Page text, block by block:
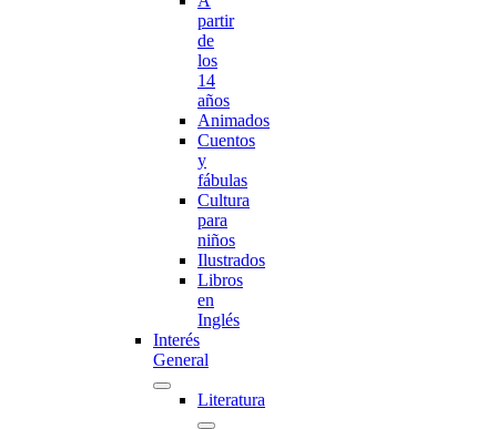
partir
de
los
14
años
Animados
Cuentos
y
fábulas
Cultura
para
niños
Ilustrados
Libros
en
Inglés
Interés
General
Literatura